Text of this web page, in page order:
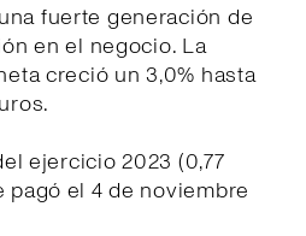
fuerte generación de
en el negocio. La
creció un 3,0% hasta
ejercicio 2023 (0,77
el 4 de noviembre